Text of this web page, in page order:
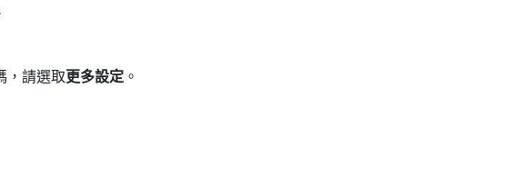
，請選取更多設定。